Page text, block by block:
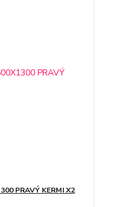
PRAVÝ KERMI X2